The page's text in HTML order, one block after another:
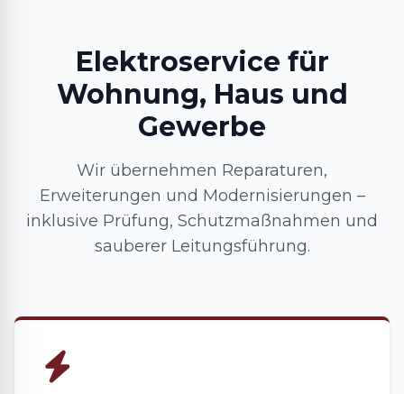
Elektroservice für
Wohnung, Haus und
Gewerbe
Wir übernehmen Reparaturen,
Erweiterungen und Modernisierungen –
inklusive Prüfung, Schutzmaßnahmen und
sauberer Leitungsführung.